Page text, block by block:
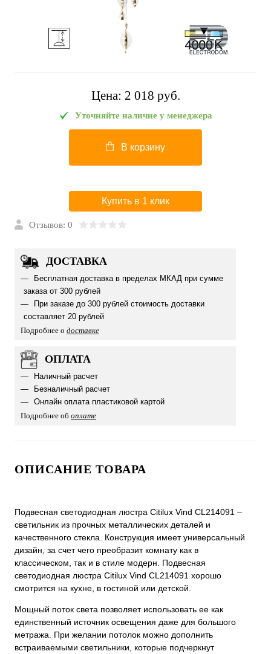
Цена: 2 018 pуб.
Уточняйте наличие у менеджера
В корзину
Купить в 1 клик
Отзывов: 0
ДОСТАВКА
Бесплатная доставка в пределах МКАД при сумме
заказа от 300 рублей
При заказе до 300 рублей стоимость доставки
составляет 20 рублей
Подробнее о доставке
ОПЛАТА
Наличный расчет
Безналичный расчет
Онлайн оплата пластиковой картой
Подробнее об оплате
ОПИСАНИЕ ТОВАРА
Подвесная светодиодная люстра Citilux Vind CL214091 –
светильник из прочных металлических деталей и
качественного стекла. Конструкция имеет универсальный
дизайн, за счет чего преобразит комнату как в
классическом, так и в стиле модерн. Подвесная
светодиодная люстра Citilux Vind CL214091 хорошо
смотрится на кухне, в гостиной или детской.
Мощный поток света позволяет использовать ее как
единственный источник освещения даже для большого
метража. При желании потолок можно дополнить
встраиваемыми светильники, которые подчеркнут